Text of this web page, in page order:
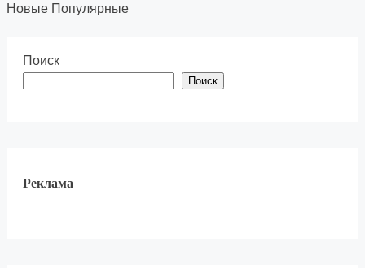
Новые Популярные
Поиск
Поиск
Реклама